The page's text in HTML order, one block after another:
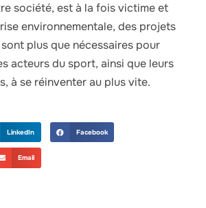
société, est à la fois victime et
environnementale, des projets
plus que nécessaires pour
acteurs du sport, ainsi que leurs
à se réinventer au plus vite.
LinkedIn Facebook
Email